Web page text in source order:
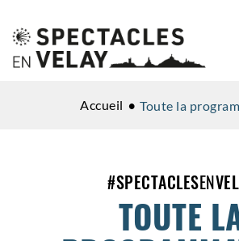
Accueil Toute la
#SPECTACLESEN
TOUTE